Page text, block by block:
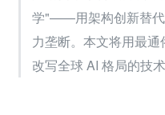
学"——用架构创新替代
力垄断。本文将用最
改写全球 AI 格局的技术